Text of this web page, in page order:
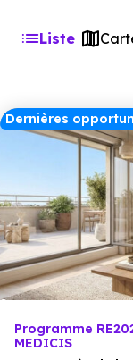
Liste
Dernières
Programme
MEDICIS